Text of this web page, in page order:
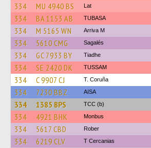
334 MU 4940 BS Lat
334 BA 1153 AB TUBASA
334 M 5165 WN Arriva M
334 5610 CMG Sagalés
334 GC 7933 BY Tiadhe
334 SE 2420 DK TUSSAM
334 C 9907 CJ T. Coruña
334 7230 BBZ AISA
334 1385 BPS TCC (b)
334 4921 BHK Monbus
334 5617 CBD Rober
334 6219 CLV T Cercanias